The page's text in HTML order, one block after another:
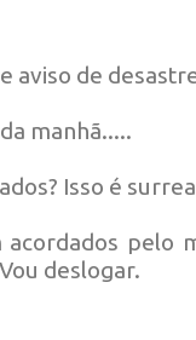
aviso de
manhã.....
Isso é
pelo
deslogar.